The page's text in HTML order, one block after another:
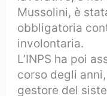
Mussolini, è
obbligatoria
involontaria.
L’INPS ha poi
corso degli
gestore del